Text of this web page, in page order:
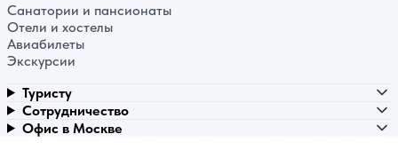
Санатории и пансионаты
Отели и хостелы
Авиабилеты
Экскурсии
Туристу
Сотрудничество
Офис в Москве